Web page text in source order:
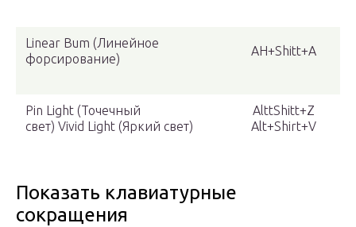
Linear Bum (Линейное
форсирование)
AH+Shitt+A
Pin Light (Точечный
свет) Vivid Light (Яркий свет)
AlttShitt+Z
Alt+Shirt+V
Показать клавиатурные
сокращения